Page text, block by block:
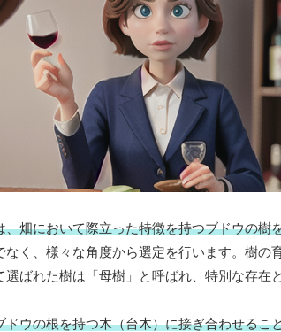
畑において際立った特徴を持つブドウの樹
く、様々な角度から選定を行います。樹
ばれた樹は「母樹」と呼ばれ、特別な存在
ウの根を持つ木（台木）に接ぎ合わせるこ